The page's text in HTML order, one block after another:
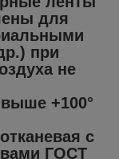
для
при
не
выше +100°
с
ГОСТ